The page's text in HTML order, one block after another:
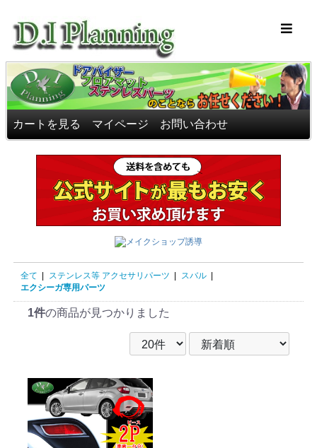
カートを見る マイページ お問い合わせ
全て ステンレス等 アクセサリパーツ スバル
エクシーガ専用パーツ
1件の商品が見つかりました